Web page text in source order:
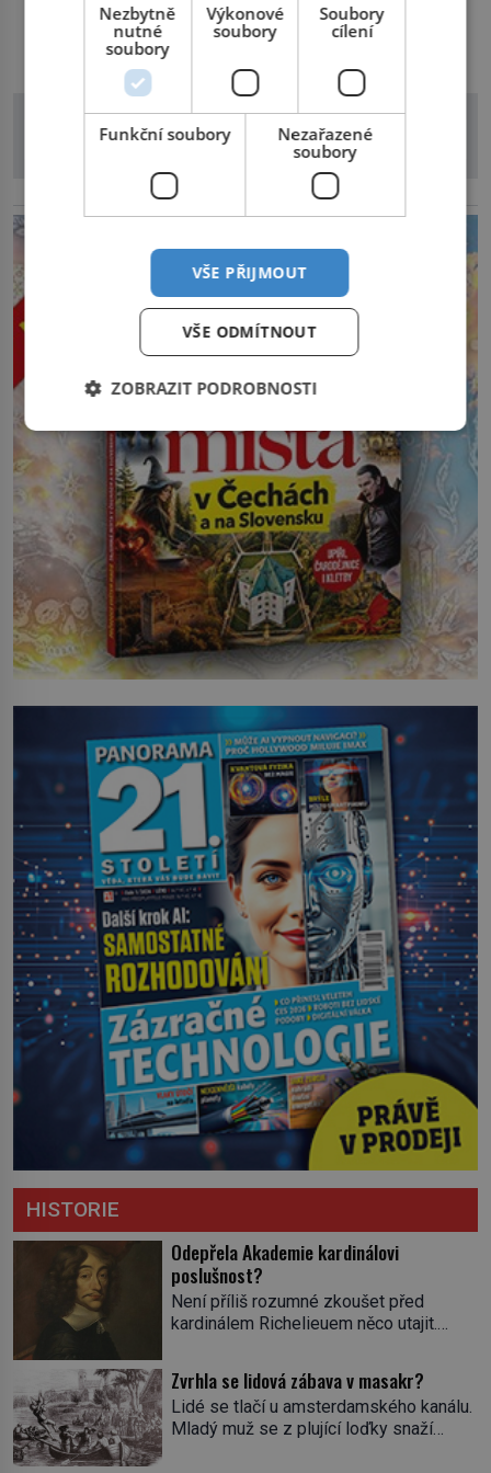
pečlivě připravit! Český král Václav I. (1205–1253)
přijme opatření, která mají posílit obranu jeho království.
Zajistit hodlá především severní hranici. Na […]
DALŠÍ ČLÁNKY Z RUBRIKY
HISTORIE
Odepřela Akademie kardinálovi
poslušnost?
Není příliš rozumné zkoušet před
kardinálem Richelieuem něco utajit.
rázně zatočit. Od roku 1629 se
setkávají v pařížském domě
spisovatele Valentina Conrarta (1603–
Zvrhla se lidová zábava v masakr?
Lidé se tlačí u amsterdamského kanálu.
Mladý muž se z plující loďky snaží
Nezbytně
nutné
soubory
Výkonové
soubory
Soubory
cílení
Funkční soubory
Nezařazené
soubory
VŠE PŘIJMOUT
VŠE ODMÍTNOUT
ZOBRAZIT PODROBNOSTI